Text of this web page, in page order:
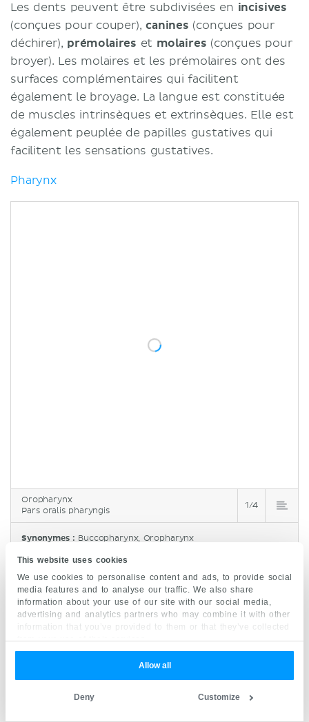
This website uses cookies
We use cookies to personalise content and ads, to provide social
media features and to analyse our traffic. We also share
information about your use of our site with our social media,
advertising and analytics partners who may combine it with other
information that you’ve provided to them or that they’ve collected
from your use of their services.
Allow all
Customize
Deny
Les dents peuvent être subdivisées en incisives
(conçues pour couper),canines (conçues pour
déchirer), prémolaires et molaires (conçues pour
broyer). Les molaires et les prémolaires ont des
surfaces complémentaires qui facilitent
également le broyage. La langue est constituée
de muscles intrinsèques et extrinsèques. Elle est
également peuplée de papilles gustatives qui
facilitent les sensations gustatives.
Pharynx
Oropharynx
Pars oralis pharyngis
1/4
Synonymes : Buccopharynx, Oropharynx
En arrière de la cavité buccale proprement dite se
trouve l'oropharynx. Il s'agit de la partie
moyenne du pharynx qui communique en haut
avec le nasopharynx et en bas avec le
laryngopharynx. Les parois de l'oropharynx sont
muscles constricteurs
palatopharyngiens
forment une démarcation